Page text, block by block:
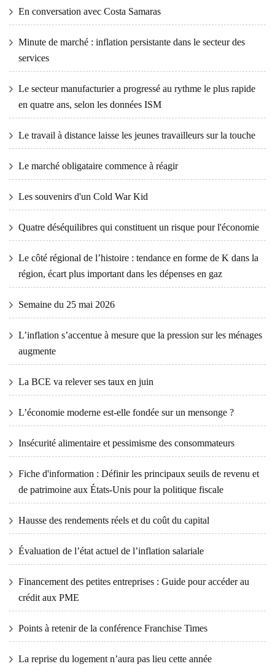
En conversation avec Costa Samaras
Minute de marché : inflation persistante dans le secteur des
services
Le secteur manufacturier a progressé au rythme le plus rapide
en quatre ans, selon les données ISM
Le travail à distance laisse les jeunes travailleurs sur la touche
Le marché obligataire commence à réagir
Les souvenirs d'un Cold War Kid
Quatre déséquilibres qui constituent un risque pour l'économie
Le côté régional de l’histoire : tendance en forme de K dans la
région, écart plus important dans les dépenses en gaz
Semaine du 25 mai 2026
L’inflation s’accentue à mesure que la pression sur les ménages
augmente
La BCE va relever ses taux en juin
L’économie moderne est-elle fondée sur un mensonge ?
Insécurité alimentaire et pessimisme des consommateurs
Fiche d'information : Définir les principaux seuils de revenu et
de patrimoine aux États-Unis pour la politique fiscale
Hausse des rendements réels et du coût du capital
Évaluation de l’état actuel de l’inflation salariale
Financement des petites entreprises : Guide pour accéder au
crédit aux PME
Points à retenir de la conférence Franchise Times
La reprise du logement n’aura pas lieu cette année